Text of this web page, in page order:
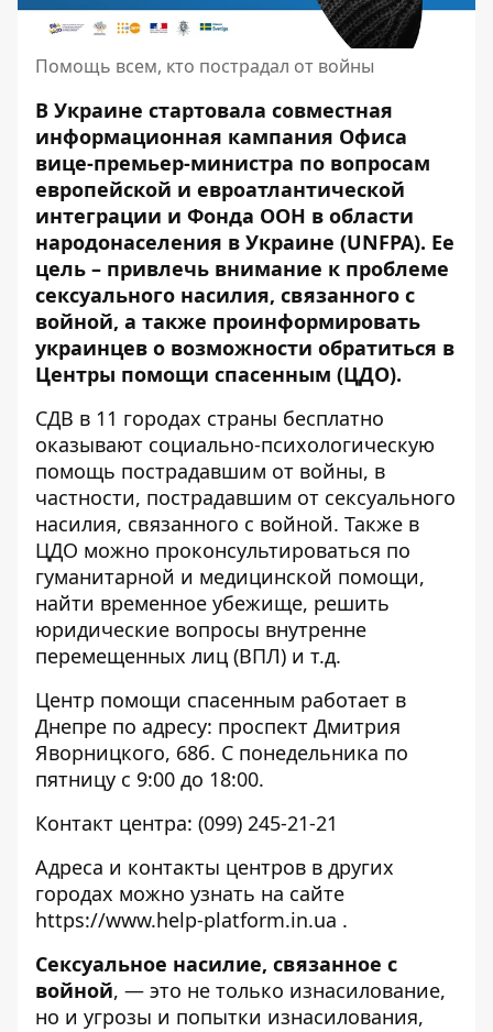
Помощь всем, кто пострадал от войны
В Украине стартовала совместная
информационная кампания Офиса
вице-премьер-министра по вопросам
европейской и евроатлантической
интеграции и Фонда ООН в области
народонаселения в Украине (UNFPA). Ее
цель – привлечь внимание к проблеме
сексуального насилия, связанного с
войной, а также проинформировать
украинцев о возможности обратиться в
Центры помощи спасенным (ЦДО).
СДВ в 11 городах страны бесплатно
оказывают социально-психологическую
помощь пострадавшим от войны, в
частности, пострадавшим от сексуального
насилия, связанного с войной. Также в
ЦДО можно проконсультироваться по
гуманитарной и медицинской помощи,
найти временное убежище, решить
юридические вопросы внутренне
перемещенных лиц (ВПЛ) и т.д.
Центр помощи спасенным работает в
Днепре по адресу: проспект Дмитрия
Яворницкого, 68б. С понедельника по
пятницу с 9:00 до 18:00.
Контакт центра: (099) 245-21-21
Адреса и контакты центров в других
городах можно узнать на сайте
https://www.help-platform.in.ua .
Сексуальное насилие, связанное с
войной, — это не только изнасилование,
но и угрозы и попытки изнасилования,